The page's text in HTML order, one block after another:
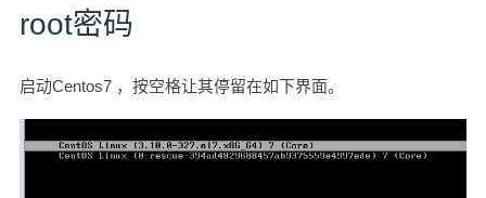
root密码
启动Centos7 ，按空格让其停留在如下界面。